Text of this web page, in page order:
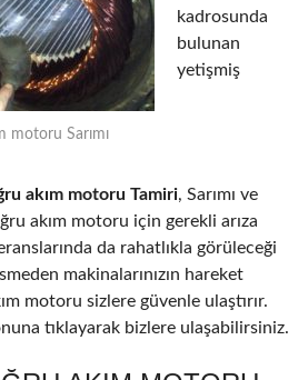
motoru Sarımı
kadrosunda
bulunan
yetişmiş
akım motoru Tamiri, Sarımı ve
akım motoru için gerekli arıza
da rahatlıkla görüleceği
makinalarınızın hareket
motoru sizlere güvenle ulaştırır.
tıklayarak bizlere ulaşabilirsiniz.